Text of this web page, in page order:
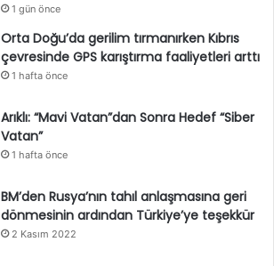
1 gün önce
Orta Doğu’da gerilim tırmanırken Kıbrıs
çevresinde GPS karıştırma faaliyetleri arttı
1 hafta önce
Arıklı: “Mavi Vatan”dan Sonra Hedef “Siber
Vatan”
1 hafta önce
BM’den Rusya’nın tahıl anlaşmasına geri
dönmesinin ardından Türkiye’ye teşekkür
2 Kasım 2022